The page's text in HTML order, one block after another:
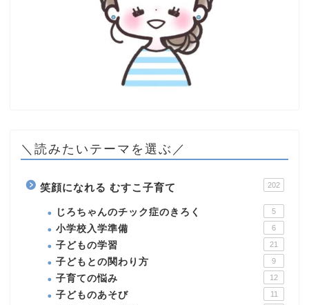
＼読みたいテーマを選ぶ／
笑顔になれる むすこ子育て 202
じろちゃんのチック症のきろく 5
小学校入学準備 6
子どもの学習 21
子どもとの関わり方 9
子育ての悩み 12
子どものあそび 11